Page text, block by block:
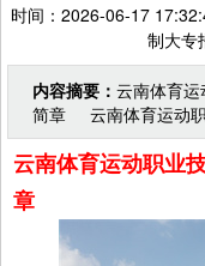
时间：2026-06-17
制大专
内容摘要： 云南体育
简章 云南体育运动职
运动会大学组比赛中
云南体育运动职业
章